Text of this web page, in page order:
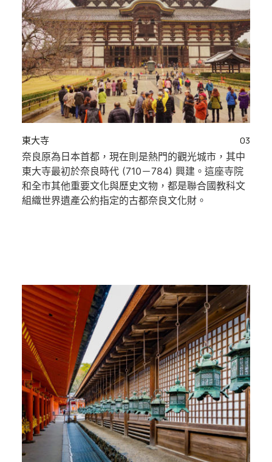
03
東大寺
奈良原為日本首都，現在則是熱門的觀光城市，其中
東大寺最初於奈良時代 (710－784) 興建。這座寺院
和全市其他重要文化與歷史文物，都是聯合國教科文
組織世界遺產公約指定的古都奈良文化財。